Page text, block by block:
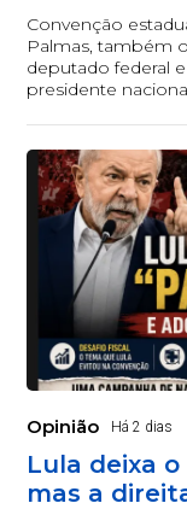
Convenção
Palmas, também
deputado federal
presidente
Opinião Há 2 dias
Lula deixa
mas a